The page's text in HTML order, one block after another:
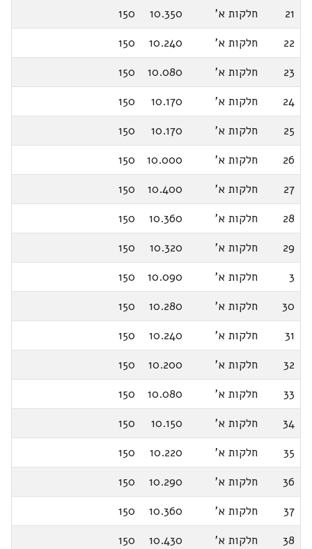
21 חלקות א' 10.350
150
22
חלקות א' 10.240
150
23
חלקות א' 10.080
150
24
חלקות א' 10.170
150
25
חלקות א' 10.170
150
26
חלקות א' 10.000
150
27
חלקות א' 10.400
150
28
חלקות א' 10.360
150
29
חלקות א' 10.320
150
3
חלקות א' 10.090
150
30
חלקות א' 10.280
150
31
חלקות א' 10.240
150
32
חלקות א' 10.200
150
33
חלקות א' 10.080
150
34
חלקות א' 10.150
150
35
חלקות א' 10.220
150
36
חלקות א' 10.290
150
37
חלקות א' 10.360
150
38
חלקות א' 10.430
150